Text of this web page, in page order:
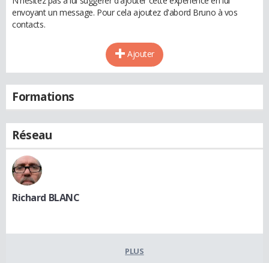
envoyant un message. Pour cela ajoutez d'abord Bruno à vos
contacts.
Ajouter
Formations
Réseau
Richard BLANC
PLUS